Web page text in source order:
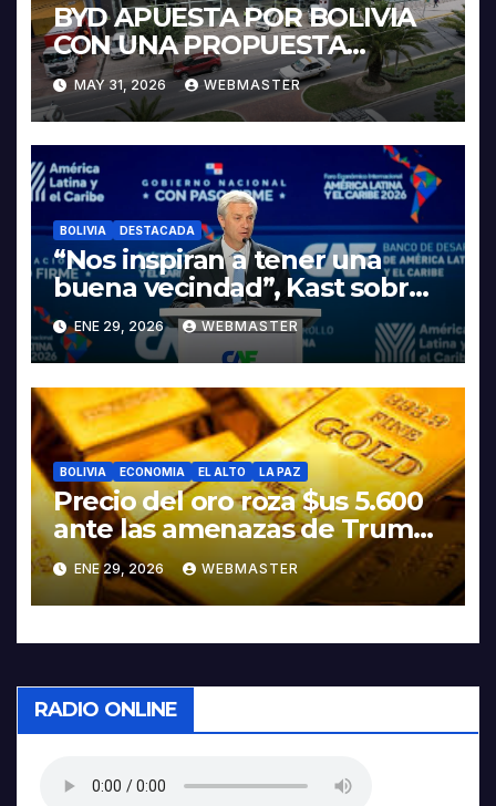
BYD APUESTA POR BOLIVIA
CON UNA PROPUESTA
INTEGRAL PARA IMPULSAR
LA ELECTROMOVILIDAD Y LA
INDUSTRIALIZACIÓN DEL
LITIO
MAY 31, 2026 WEBMASTER
BOLIVIA DESTACADA
“Nos inspiran a tener una
buena vecindad”, Kast sobre
discurso del presidente
Rodrigo Paz
ENE 29, 2026 WEBMASTER
BOLIVIA ECONOMIA EL ALTO LA PAZ
Precio del oro roza $us 5.600
ante las amenazas de Trump
contra Irán
ENE 29, 2026 WEBMASTER
RADIO ONLINE